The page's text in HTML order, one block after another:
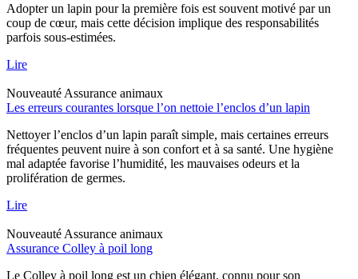
Adopter un lapin pour la première fois est souvent motivé par un
coup de cœur, mais cette décision implique des responsabilités
parfois sous-estimées.
Lire
Nouveauté Assurance animaux
Les erreurs courantes lorsque l’on nettoie l’enclos d’un lapin
Nettoyer l’enclos d’un lapin paraît simple, mais certaines erreurs
fréquentes peuvent nuire à son confort et à sa santé. Une hygiène
mal adaptée favorise l’humidité, les mauvaises odeurs et la
prolifération de germes.
Lire
Nouveauté Assurance animaux
Assurance Colley à poil long
Le Colley à poil long est un chien élégant, connu pour son